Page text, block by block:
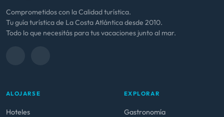
Comprometidos con la Calidad turística.
Tu guía turística de La Costa Atlántica desde 2010.
Todo lo que necesitás para tus vacaciones junto al mar.
ALOJARSE
Hoteles
EXPLORAR
Gastronomía